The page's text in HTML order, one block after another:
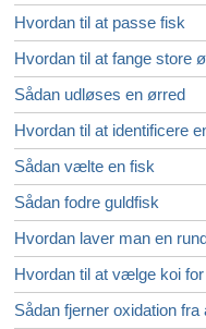
Ægteskab &
Katte
Fisk
Små kæledyr
Krybdyr & Padder
Hunde
Fugle
Hvordan til at passe fisk
Hvordan til at fange store
Sådan udløses en ørred
Hvordan til at identificere
Sådan vælte en fisk
Sådan fodre guldfisk
Hvordan laver man en
Hvordan til at vælge koi
Sådan fjerner oxidation